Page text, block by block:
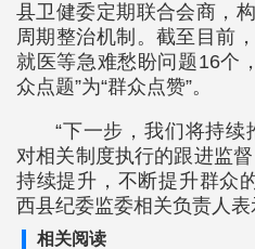
县卫健委定期联合会商，
周期整治机制。截至目前
就医等急难愁盼问题16个
众点题”为“群众点赞”。
“下一步，我们将持
对相关制度执行的跟进监
持续提升，不断提升群众
西县纪委监委相关负责人表
相关阅读